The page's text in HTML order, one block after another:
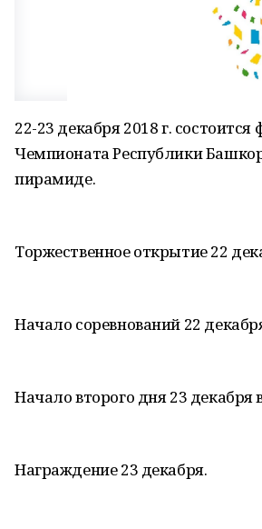
22-23 декабря 2018 г.
Чемпионата Республики
пирамиде.
Торжественное открытие 22
Начало соревнований 22
Начало второго дня 23 декабря
Награждение 23 декабря.